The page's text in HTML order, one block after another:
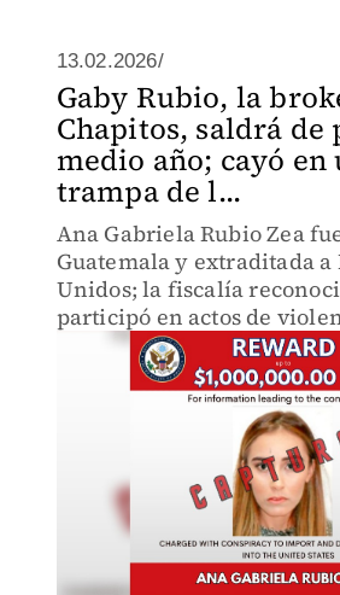
13.02.2026/
Gaby Rubio, la
Chapitos, saldrá de
medio año; cayó en
trampa de l...
Ana Gabriela Rubio Zea
Guatemala y extraditada a
Unidos; la fiscalía
participó en actos de